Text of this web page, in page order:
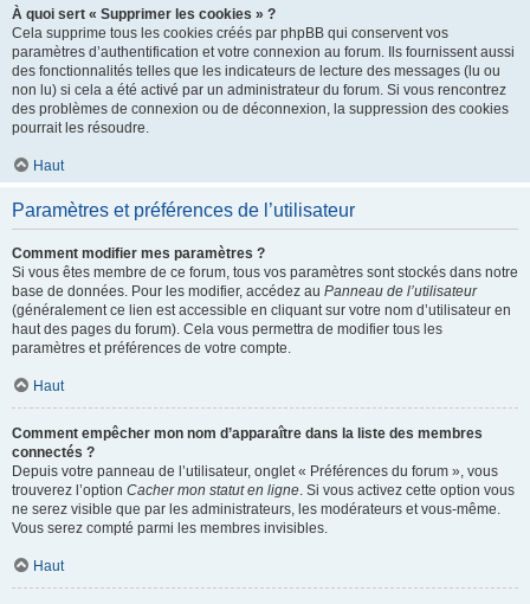
À quoi sert « Supprimer les cookies » ?
Cela supprime tous les cookies créés par phpBB qui conservent vos
paramètres d’authentification et votre connexion au forum. Ils fournissent aussi
des fonctionnalités telles que les indicateurs de lecture des messages (lu ou
non lu) si cela a été activé par un administrateur du forum. Si vous rencontrez
des problèmes de connexion ou de déconnexion, la suppression des cookies
pourrait les résoudre.
Haut
Paramètres et préférences de l’utilisateur
Comment modifier mes paramètres ?
Si vous êtes membre de ce forum, tous vos paramètres sont stockés dans notre
base de données. Pour les modifier, accédez au Panneau de l’utilisateur
(généralement ce lien est accessible en cliquant sur votre nom d’utilisateur en
haut des pages du forum). Cela vous permettra de modifier tous les
paramètres et préférences de votre compte.
Haut
Comment empêcher mon nom d’apparaître dans la liste des membres
connectés ?
Depuis votre panneau de l’utilisateur, onglet « Préférences du forum », vous
trouverez l’option Cacher mon statut en ligne. Si vous activez cette option vous
ne serez visible que par les administrateurs, les modérateurs et vous-même.
Vous serez compté parmi les membres invisibles.
Haut